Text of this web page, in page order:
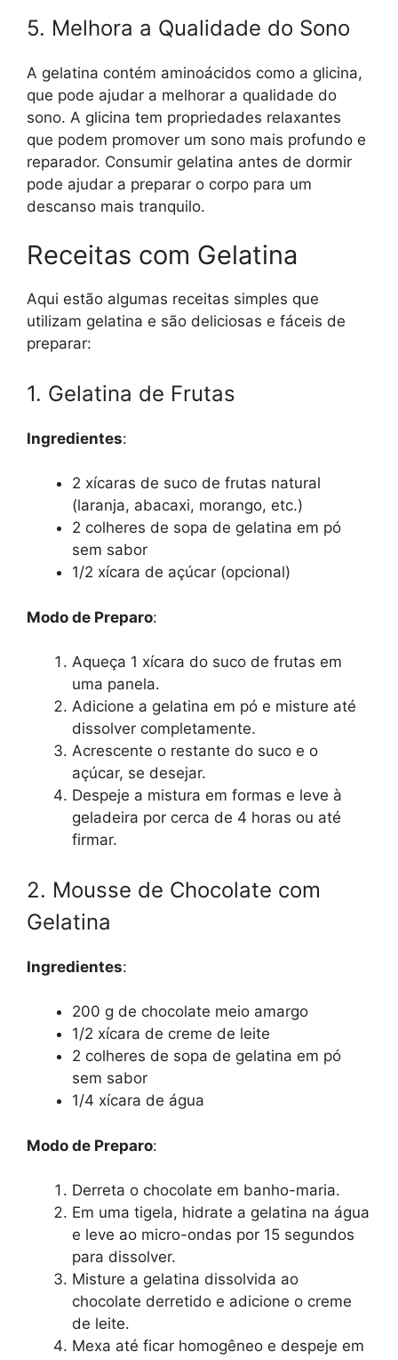
5. Melhora a Qualidade do Sono
A gelatina contém aminoácidos como a glicina,
que pode ajudar a melhorar a qualidade do
sono. A glicina tem propriedades relaxantes
que podem promover um sono mais profundo e
reparador. Consumir gelatina antes de dormir
pode ajudar a preparar o corpo para um
descanso mais tranquilo.
Receitas com Gelatina
Aqui estão algumas receitas simples que
utilizam gelatina e são deliciosas e fáceis de
preparar:
1. Gelatina de Frutas
Ingredientes:
2 xícaras de suco de frutas natural
(laranja, abacaxi, morango, etc.)
2 colheres de sopa de gelatina em pó
sem sabor
1/2 xícara de açúcar (opcional)
Modo de Preparo:
Aqueça 1 xícara do suco de frutas em
uma panela.
Adicione a gelatina em pó e misture até
dissolver completamente.
Acrescente o restante do suco e o
açúcar, se desejar.
Despeje a mistura em formas e leve à
geladeira por cerca de 4 horas ou até
firmar.
2. Mousse de Chocolate com
Gelatina
Ingredientes:
200 g de chocolate meio amargo
1/2 xícara de creme de leite
2 colheres de sopa de gelatina em pó
sem sabor
1/4 xícara de água
Modo de Preparo:
Derreta o chocolate em banho-maria.
Em uma tigela, hidrate a gelatina na água
e leve ao micro-ondas por 15 segundos
para dissolver.
Misture a gelatina dissolvida ao
chocolate derretido e adicione o creme
de leite.
Mexa até ficar homogêneo e despeje em